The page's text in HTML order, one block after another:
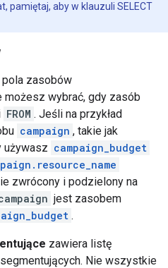
pamiętaj, aby w klauzuli SELECT
zasobów
możesz wybrać, gdy zasób
FROM . Jeśli na przykład
campaign , takie jak
używasz campaign_budget
zwrócony i podzielony na
jest zasobem
.
zawiera listę
Nie wszystkie